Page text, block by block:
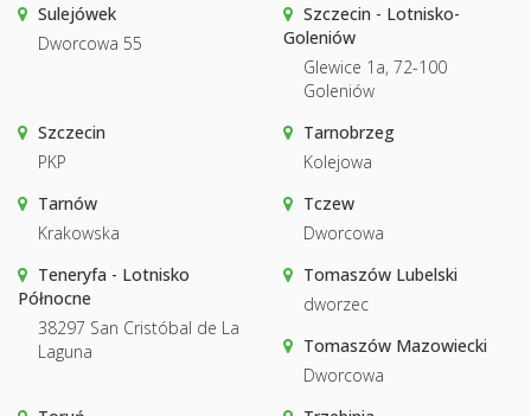
Sulejówek
Dworcowa 55
Szczecin - Lotnisko-
Goleniów
Glewice 1a, 72-100
Goleniów
Szczecin
PKP
Tarnobrzeg
Kolejowa
Tarnów
Krakowska
Tczew
Dworcowa
Teneryfa - Lotnisko
Północne
38297 San Cristóbal de La
Laguna
Tomaszów Lubelski
dworzec
Tomaszów Mazowiecki
Dworcowa